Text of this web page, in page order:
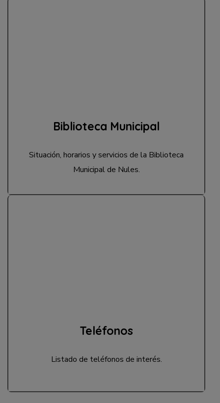
Biblioteca Municipal
Situación, horarios y servicios de la Biblioteca
Municipal de Nules.
Teléfonos
Listado de teléfonos de interés.